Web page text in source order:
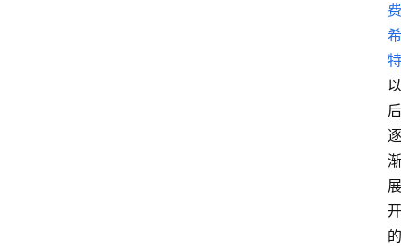
费
希
特
以
后
逐
渐
展
开
的